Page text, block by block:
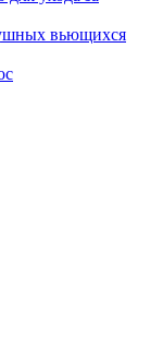
вьющихся